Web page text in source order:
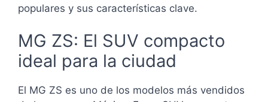
populares y sus características clave.
MG ZS: El SUV compacto
ideal para la ciudad
El MG ZS es uno de los modelos más vendidos